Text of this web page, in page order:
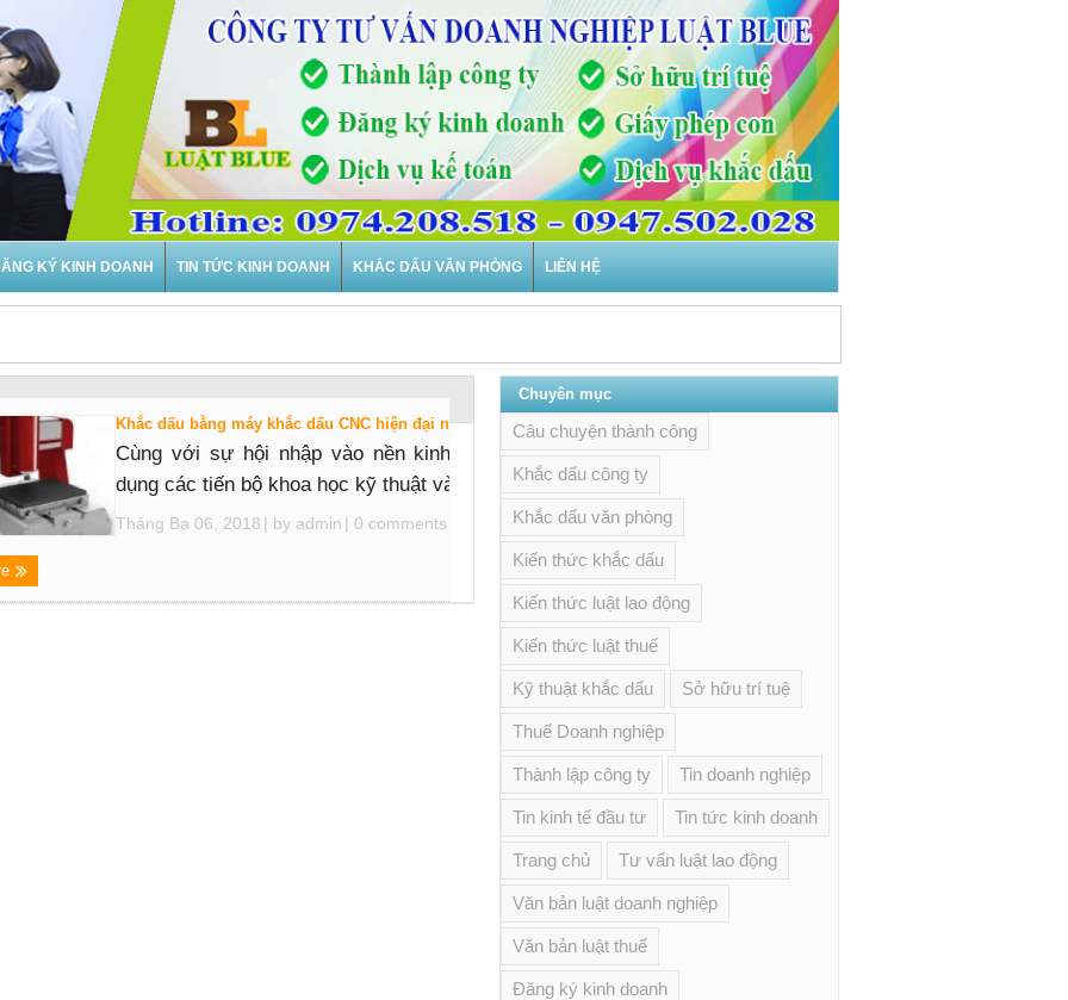
KÝ KINH DOANH TIN TỨC KINH DOANH KHẮC DẤU VĂN PHÒNG LIÊN HỆ
Khắc dấu bằng máy khắc dấu CNC hiện đại nhất hiện nay
Cùng với sự hội nhập vào nền kinh tế thế giới thì việc áp
dụng các tiến bộ khoa học kỹ thuật và đặc biệt ...
Tháng Ba 06, 2018 | by admin | 0 comments
Chuyên mục
Câu chuyện thành công
Khắc dấu công ty
Khắc dấu văn phòng
Kiến thức khắc dấu
Kiến thức luật lao động
Kiến thức luật thuế
Kỹ thuật khắc dấu Sở hữu trí tuệ
Thuế Doanh nghiệp
Thành lập công ty Tin doanh nghiệp
Tin kinh tế đầu tư Tin tức kinh doanh
Trang chủ Tư vấn luật lao động
Văn bản luật doanh nghiệp
Văn bản luật thuế
Đăng ký kinh doanh